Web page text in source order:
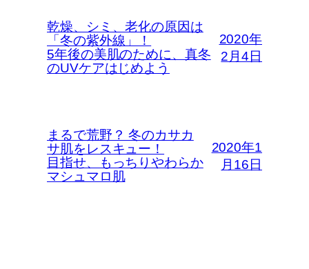
乾燥、シミ、老化の原因は
「冬の紫外線」！
5年後の美肌のために、真冬
のUVケアはじめよう
2020年
2月4日
まるで荒野？ 冬のカサカ
サ肌をレスキュー！
目指せ、もっちりやわらか
マシュマロ肌
2020年1
月16日